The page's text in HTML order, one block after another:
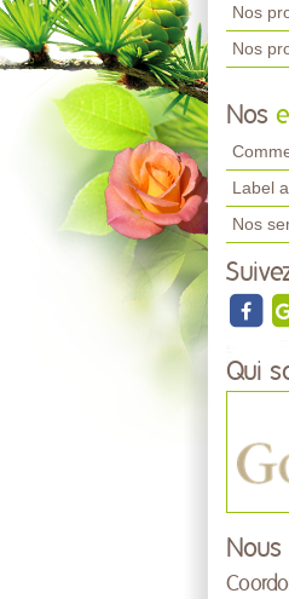
Nos
Nos
Nos
Label
Nos
Qui
Nous